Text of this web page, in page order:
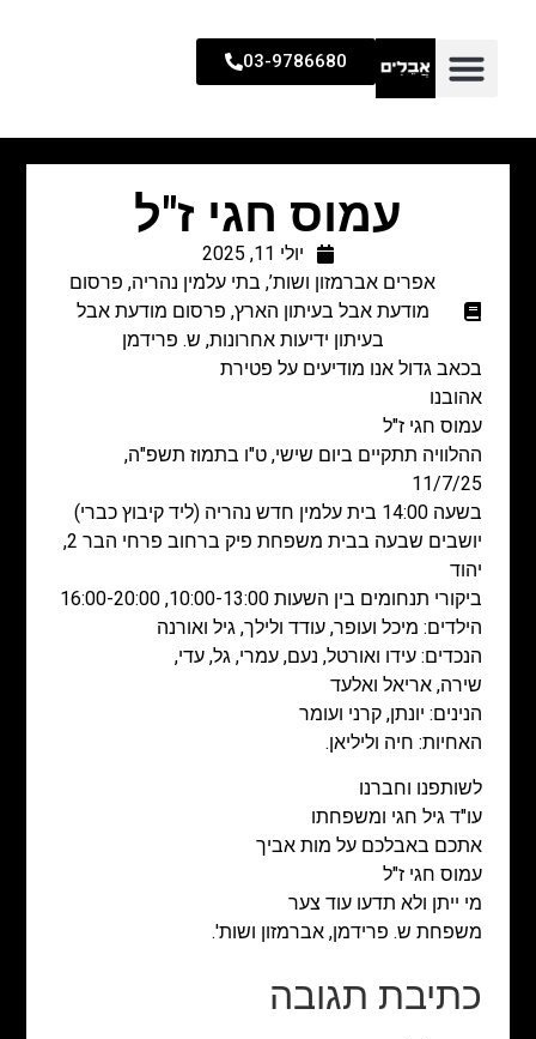
03-9786680
עמוס חגי ז"ל
יולי 11, 2025
אפרים אברמזון ושות’, בתי עלמין נהריה, פרסום
מודעת אבל בעיתון הארץ, פרסום מודעת אבל
בעיתון ידיעות אחרונות, ש. פרידמן
בכאב גדול אנו מודיעים על פטירת
אהובנו
עמוס חגי ז"ל
ההלוויה תתקיים ביום שישי, ט"ו בתמוז תשפ"ה,
11/7/25
בשעה 14:00 בית עלמין חדש נהריה (ליד קיבוץ כברי)
יושבים שבעה בבית משפחת פיק ברחוב פרחי הבר 2,
יהוד
ביקורי תנחומים בין השעות 10:00-13:00, 16:00-20:00
הילדים: מיכל ועופר, עודד ולילך, גיל ואורנה
הנכדים: עידו ואורטל, נעם, עמרי, גל, עדי,
שירה, אריאל ואלעד
הנינים: יונתן, קרני ועומר
האחיות: חיה וליליאן.
לשותפנו וחברנו
עו"ד גיל חגי ומשפחתו
אתכם באבלכם על מות אביך
עמוס חגי ז"ל
מי ייתן ולא תדעו עוד צער
משפחת ש. פרידמן, אברמזון ושות'.
כתיבת תגובה